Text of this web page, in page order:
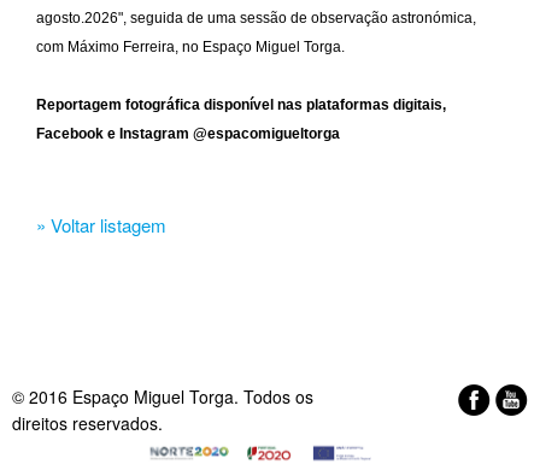
agosto.2026", seguida de uma sessão de observação astronómica,
com Máximo Ferreira, no Espaço Miguel Torga.
Reportagem fotográfica disponível nas plataformas digitais,
Facebook e Instagram @espacomigueltorga
» Voltar listagem
© 2016 Espaço Miguel Torga. Todos os
direitos reservados.